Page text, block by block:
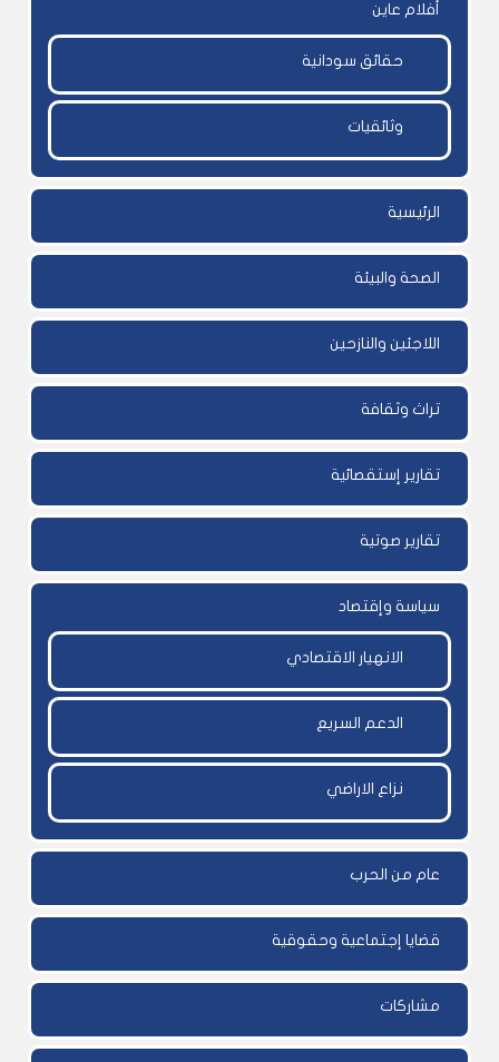
أفلام عاين
حقائق سودانية
وثائقيات
الرئيسية
الصحة والبيئة
اللاجئين والنازحين
تراث وثقافة
تقارير إستقصائية
تقارير صوتية
سياسة وإقتصاد
الانهيار الاقتصادي
الدعم السريع
نزاع الاراضي
عام من الحرب
قضايا إجتماعية وحقوقية
مشاركات